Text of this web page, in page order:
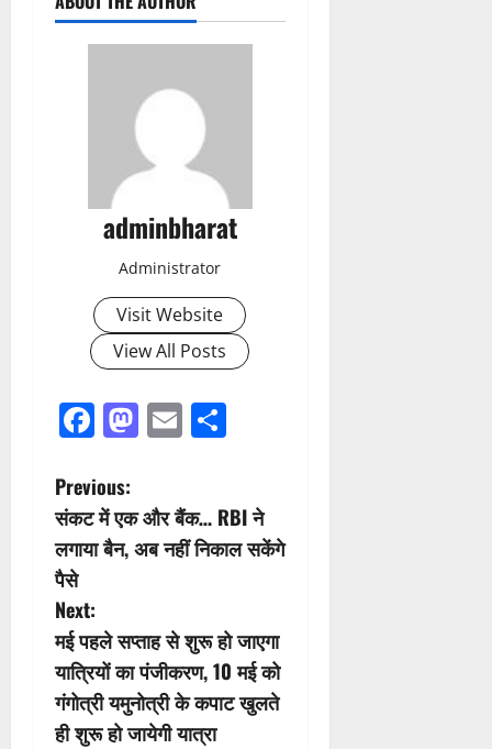
adminbharat
Administrator
Visit Website
View All Posts
Facebook
Mastodon
Email
P
o
s
t
n
a
Previous:
संकट में एक और बैंक… RBI ने
लगाया बैन, अब नहीं निकाल सकेंगे
पैसे
Next:
मई पहले सप्ताह से शुरू हो जाएगा
यात्रियों का पंजीकरण, 10 मई को
गंगोत्री यमुनोत्री के कपाट खुलते
ही शुरू हो जायेगी यात्रा